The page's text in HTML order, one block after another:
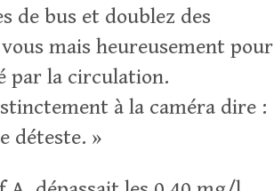
de bus et doublez des
mais heureusement pour
par la circulation.
à la caméra dire :
déteste. »